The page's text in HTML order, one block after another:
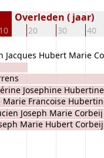
10 20 30 40
Overleden ( jaar)
Josephine Hubertine
Francoise
Joseph Marie Corbeij
Marie Hubert Corbeij
Jacques Hubert Marie